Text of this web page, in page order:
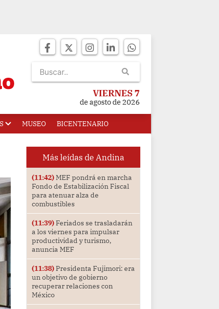
VIERNES 7
de agosto de 2026
MUSEO BICENTENARIO
Más leídas de Andina
(11:42)MEF pondrá en marcha
Fondo de Estabilización Fiscal
para atenuar alza de
combustibles
(11:39)Feriados se trasladarán
a los viernes para impulsar
productividad y turismo,
anuncia MEF
(11:38)Presidenta Fujimori: era
un objetivo de gobierno
recuperar relaciones con
México